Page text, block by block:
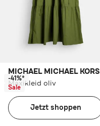
MICHAEL MICHAEL KORS
Maxikleid oliv
-41%*
Sale
Jetzt shoppen